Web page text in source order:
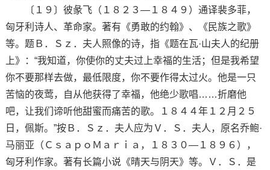
〔１９〕彼彖飞（１８２３—１８４９）通译裴多菲，
匈牙利诗人、革命家。著有《勇敢的约翰》、《民族之歌》
等。题Ｂ．Ｓｚ．夫人照像的诗，指《题在瓦·山夫人的纪册
上》：“我知道，你使你的丈夫过上幸福的生活；但是我希望
你不要那样去做，最低限度，你不要作得太过火。他是一只
苦恼的夜莺，自从他获得了幸福，他绝少歌唱……折磨他
吧，让我们谛听他甜蜜而痛苦的歌。１８４４年１２月２５
日，佩斯。”按Ｂ．Ｓｚ．夫人应为Ｖ．Ｓ．夫人，原名乔鲍·
马丽亚（ＣｓａｐｏＭａｒｉａ，１８３０—１８９６），
匈牙利作家。著有长篇小说《晴天与阴天》等。Ｖ．Ｓ．是